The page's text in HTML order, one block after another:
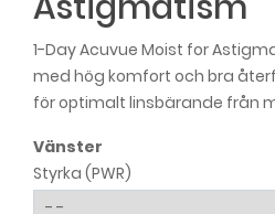
1-Day Acuvue Moist for
med hög komfort och bra
för optimalt linsbärande från
Vänster
Styrka (PWR)